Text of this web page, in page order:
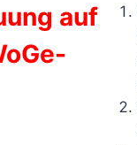
auf